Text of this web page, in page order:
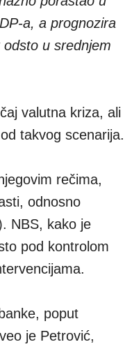
a, a prognozira
u srednjem
valutna kriza, ali
takvog scenarija.
rečima,
odnosno
NBS, kako je
pod kontrolom
poput
je Petrović,